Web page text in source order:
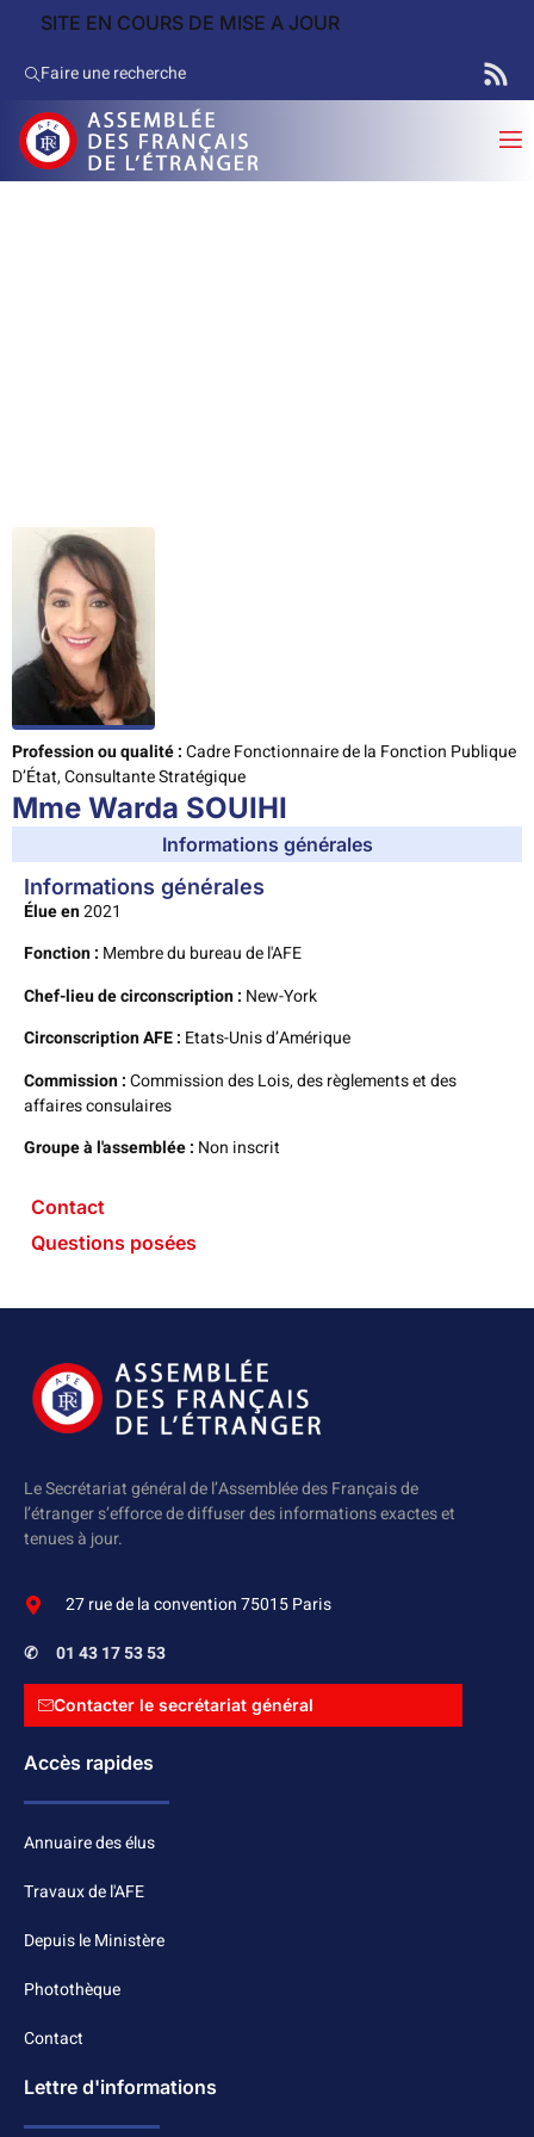
SITE EN COURS DE MISE A JOUR
Faire une recherche
Profession ou qualité :Cadre Fonctionnaire de la Fonction Publique
D’État, Consultante Stratégique
Mme Warda SOUIHI
Informations générales
Contact
Questions posées
Informations générales
Élue en2021
Fonction : Membre du bureau de l'AFE
Chef-lieu de circonscription : New-York
Circonscription AFE : Etats-Unis d’Amérique
Commission :Commission des Lois, des règlements et des
affaires consulaires
Groupe à l'assemblée : Non inscrit
Le Secrétariat général de l’Assemblée des Français de
l’étranger s’efforce de diffuser des informations exactes et
tenues à jour.
27 rue de la convention 75015 Paris
✆ 01 43 17 53 53
Contacter le secrétariat général
Accès rapides
Annuaire des élus
Travaux de l'AFE
Depuis le Ministère
Photothèque
Contact
Lettre d'informations